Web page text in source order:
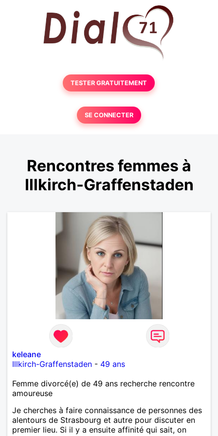
TESTER GRATUITEMENT
SE CONNECTER
Rencontres femmes à
Illkirch-Graffenstaden
keleane
Illkirch-Graffenstaden - 49 ans
Femme divorcé(e) de 49 ans recherche rencontre
amoureuse
Je cherches à faire connaissance de personnes des
alentours de Strasbourg et autre pour discuter en
premier lieu. Si il y a ensuite affinité qui sait, on